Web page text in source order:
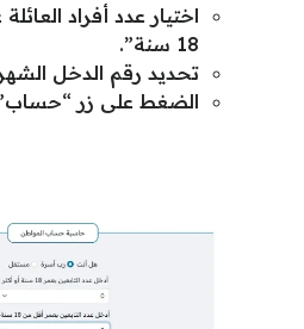
اختيار عدد أفراد
18 سنة”.
تحديد رقم الدخل
الضغط على زر